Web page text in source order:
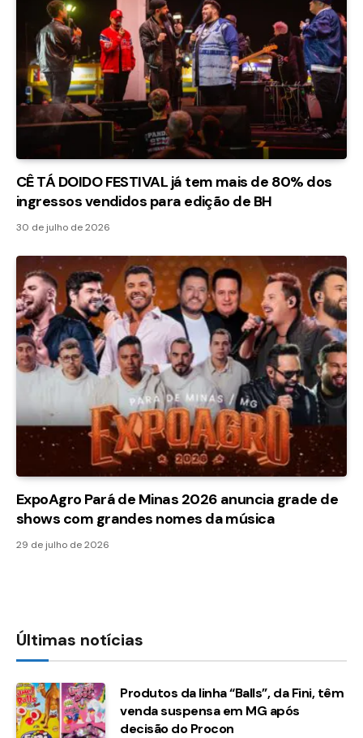
CÊ TÁ DOIDO FESTIVAL já tem mais de 80% dos
ingressos vendidos para edição de BH
30 de julho de 2026
ExpoAgro Pará de Minas 2026 anuncia grade de
shows com grandes nomes da música
29 de julho de 2026
Últimas notícias
Produtos da linha “Balls”, da Fini, têm
venda suspensa em MG após
decisão do Procon